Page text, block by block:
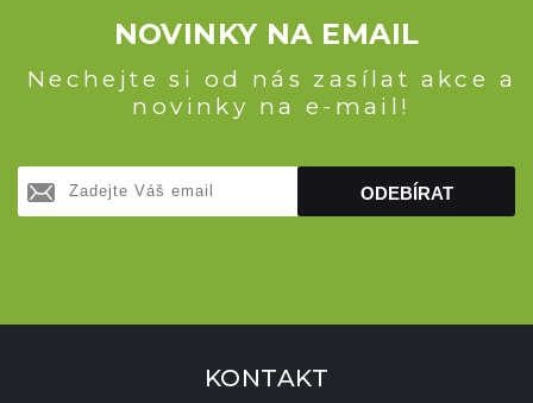
NOVINKY NA EMAIL
Nechejte si od nás zasílat akce a
novinky na e-mail!
ODEBÍRAT
KONTAKT